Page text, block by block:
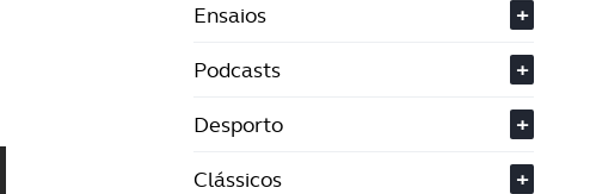
Ensaios
+
Podcasts
+
Desporto
+
Clássicos
+